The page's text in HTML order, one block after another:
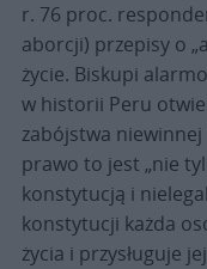
r. 76 proc.
aborcji) przepisy o
życie. Biskupi
w historii Peru
zabójstwa niewinnej
prawo to jest „nie
konstytucją i
konstytucji każda
życia i przysługuje